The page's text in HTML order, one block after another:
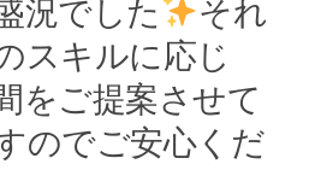
況でした
それ
スキルに応じ
をご提案させて
のでご安心くだ